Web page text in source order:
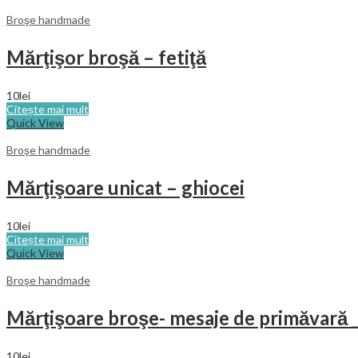
Broşe handmade
Mărţişor broşă – fetiţă
10lei
Citește mai mult
Quick View
Broşe handmade
Mărţişoare unicat – ghiocei
10lei
Citește mai mult
Quick View
Broşe handmade
Mărţişoare broşe- mesaje de primăvară